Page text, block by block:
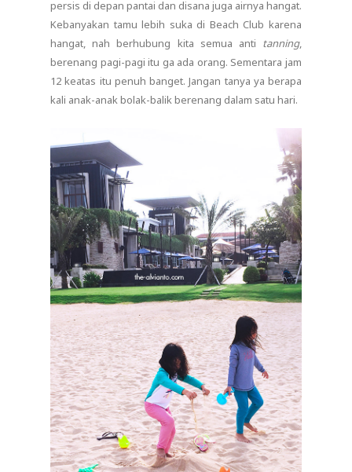
persis di depan pantai dan disana juga airnya hangat.
Kebanyakan tamu lebih suka di Beach Club karena
hangat, nah berhubung kita semua anti tanning,
berenang pagi-pagi itu ga ada orang. Sementara jam
12 keatas itu penuh banget. Jangan tanya ya berapa
kali anak-anak bolak-balik berenang dalam satu hari.